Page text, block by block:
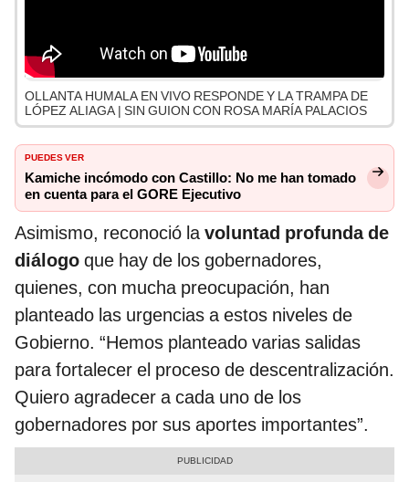
OLLANTA HUMALA EN VIVO RESPONDE Y LA TRAMPA DE
LÓPEZ ALIAGA | SIN GUION CON ROSA MARÍA PALACIOS
PUEDES VER
Kamiche incómodo con Castillo: No me han tomado
en cuenta para el GORE Ejecutivo
Asimismo, reconoció lavoluntad profunda de
diálogo que hay de los gobernadores,
quienes, con mucha preocupación, han
planteado las urgencias a estos niveles de
Gobierno. “Hemos planteado varias salidas
para fortalecer el proceso de descentralización.
Quiero agradecer a cada uno de los
gobernadores por sus aportes importantes”.